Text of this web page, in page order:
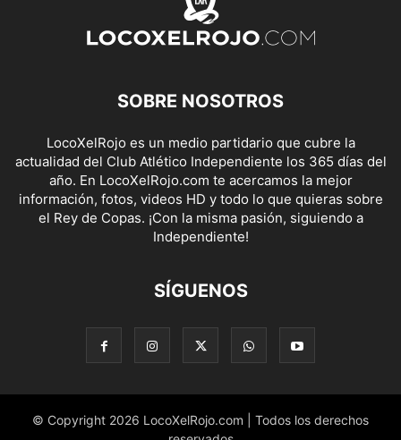
SOBRE NOSOTROS
LocoXelRojo es un medio partidario que cubre la
actualidad del Club Atlético Independiente los 365 días del
año. En LocoXelRojo.com te acercamos la mejor
información, fotos, videos HD y todo lo que quieras sobre
el Rey de Copas. ¡Con la misma pasión, siguiendo a
Independiente!
SÍGUENOS
© Copyright 2026 LocoXelRojo.com | Todos los derechos